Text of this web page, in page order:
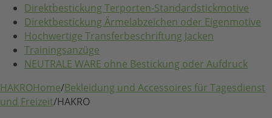
Direktbestickung Terporten-Standardstickmotive
Direktbestickung Ärmelabzeichen oder Eigenmotive
Hochwertige Transferbeschriftung Jacken
Trainingsanzüge
NEUTRALE WARE ohne Bestickung oder Aufdruck
HAKROHome/Bekleidung und Accessoires für Tagesdienst
und Freizeit/HAKRO